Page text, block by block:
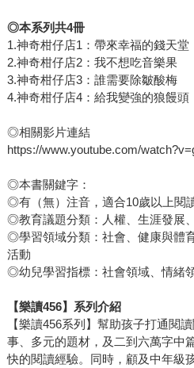
◎本系列共4冊
1.神奇柑仔店1：帶來幸福的錢天堂
2.神奇柑仔店2：我不想吃音樂果
3.神奇柑仔店3：誰需要除皺酸梅
4.神奇柑仔店4：給我變強的狼饅頭
◎相關影片連結
https://www.youtube.com/
◎本書關鍵字：
◎有（無）注音，適合10歲以上閱
◎教育議題分類：人權、生涯發展
◎學習領域分類：社會、健康與體
活動
◎幼兒學習指標：社會領域、情緒
【樂讀456】系列介紹
【樂讀456系列】幫助孩子打通閱
事、多元的題材，及二到六萬字中
快的閱讀經驗。同時，顧及中年級